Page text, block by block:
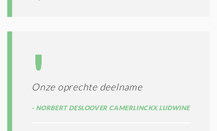
Onze oprechte deelname
NORBERT DESLOOVER CAMERLINCKX LUDWINE